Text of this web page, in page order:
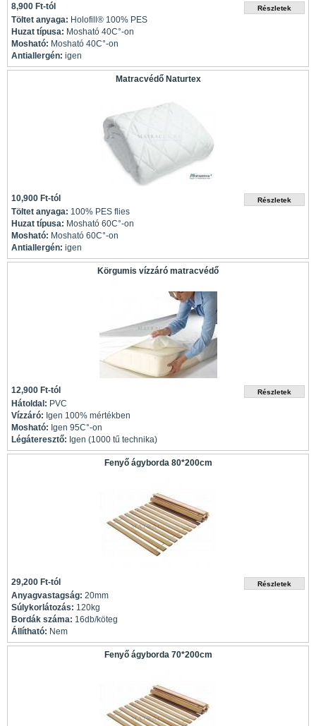
8,900 Ft-tól
Töltet anyaga: Holofill® 100% PES
Huzat típusa: Mosható 40C°-on
Mosható: Mosható 40C°-on
Antiallergén: igen
Matracvédő Naturtex
10,900 Ft-tól
Töltet anyaga: 100% PES flies
Huzat típusa: Mosható 60C°-on
Mosható: Mosható 60C°-on
Antiallergén: igen
Körgumis vízzáró matracvédő
12,900 Ft-tól
Hátoldal: PVC
Vízzáró: Igen 100% mértékben
Mosható: Igen 95C°-on
Légáteresztő: Igen (1000 tű technika)
Fenyő ágyborda 80*200cm
29,200 Ft-tól
Anyagvastagság: 20mm
Súlykorlátozás: 120kg
Bordák száma: 16db/köteg
Állítható: Nem
Fenyő ágyborda 70*200cm